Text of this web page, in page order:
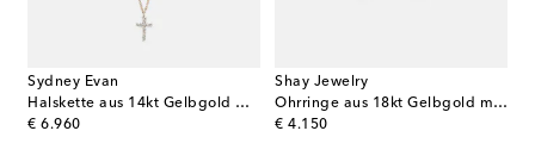
Sydney Evan
Halskette aus 14kt Gelbgold mit Diamanten
€ 6.960
original price
Shay Jewelry
Ohrringe aus 18kt Gelbgold mit Diamanten
€ 4.150
original price